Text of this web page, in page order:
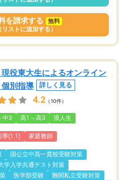
を請求する
無料
（リストに追加する）
役東大生によるオンライン
別指導
詳しく見る
4.2 （10件）
中3 高1～高3 浪人生
導(1:1) 家庭教師
国公立中高一貫校受験対策
学入学共通テスト対策
医学部受験
難関私立受験対策